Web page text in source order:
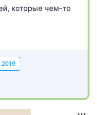
которые чем-то
2019